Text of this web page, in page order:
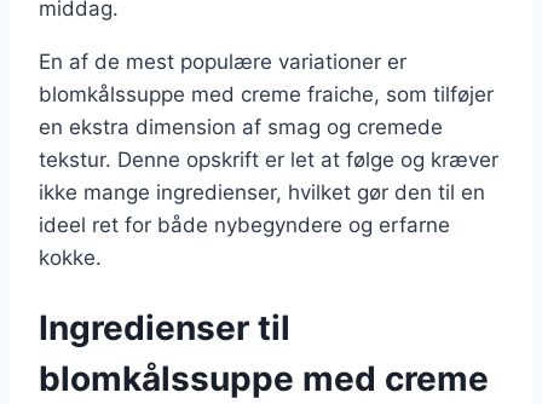
middag.
En af de mest populære variationer er
blomkålssuppe med creme fraiche, som tilføjer
en ekstra dimension af smag og cremede
tekstur. Denne opskrift er let at følge og kræver
ikke mange ingredienser, hvilket gør den til en
ideel ret for både nybegyndere og erfarne
kokke.
Ingredienser til
blomkålssuppe med creme